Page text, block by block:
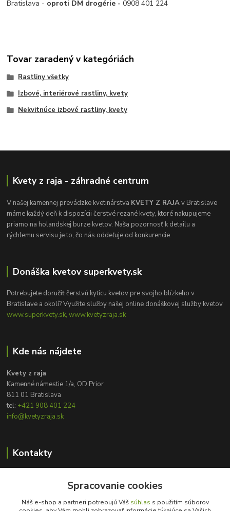
Bratislava - oproti DM drogérie -0908 401 224
Tovar zaradený v kategóriách
Rastliny všetky
Izbové, interiérové rastliny, kvety
Nekvitnúce izbové rastliny, kvety
Kvety z raja - záhradné centrum
V našej kamennej prevádzke kvetinárstva KVETY Z RAJAv Bratislave
máme každý deň k dispozícii čerstvé rezané kvety, ktoré nakupujeme
priamo na holandskej burze kvetov. Naša pozornosť k detailu a
rýchlemu servisu je to, čo nás oddeľuje od konkurencie.
Donáška kvetov superkvety.sk
Potrebujete doručiť čerstvú kyticu kvetov pre svojho blízkeho v
Bratislave a okolí? Využite služby našej online donáškovej služby kvetov
www.superkvety.sk, www.kvetyzraja.sk
Kde nás nájdete
Kvety z raja
Kamenné námestie 1/a, OD Prior
811 01 Bratislava
tel: +421 908 401 224
info@kvetyzraja.sk
Kontakty
+421 908 401 224
Spracovanie cookies
Náš e-shop a partneri potrebujú Váš súhlas s použitím súborov